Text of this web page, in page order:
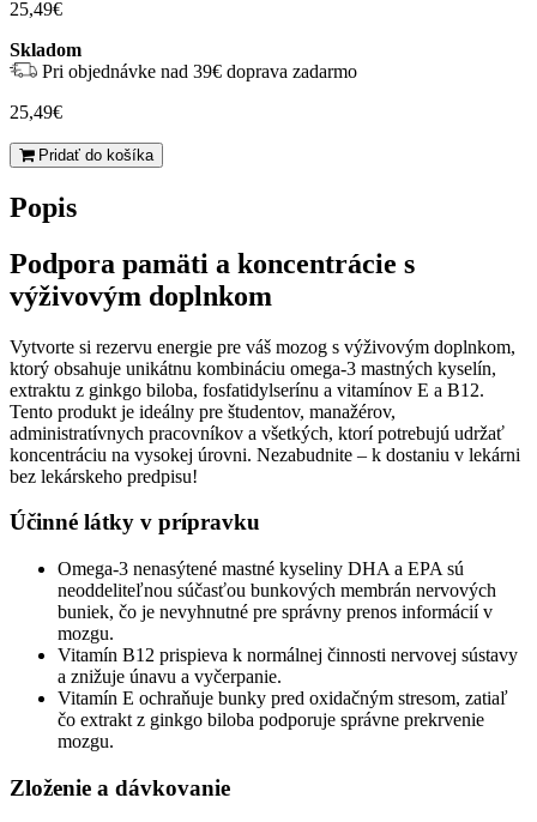
25,49€
Skladom
Pri objednávke nad 39€ doprava zadarmo
25,49€
množstvo
Acutil
60
kapsúl
Pridať do košíka
Popis
Podpora pamäti a koncentrácie s
výživovým doplnkom
Vytvorte si rezervu energie pre váš mozog s výživovým doplnkom,
ktorý obsahuje unikátnu kombináciu omega-3 mastných kyselín,
extraktu z ginkgo biloba, fosfatidylserínu a vitamínov E a B12.
Tento produkt je ideálny pre študentov, manažérov,
administratívnych pracovníkov a všetkých, ktorí potrebujú udržať
koncentráciu na vysokej úrovni. Nezabudnite – k dostaniu v lekárni
bez lekárskeho predpisu!
Účinné látky v prípravku
Omega-3 nenasýtené mastné kyseliny DHA a EPA sú
neoddeliteľnou súčasťou bunkových membrán nervových
buniek, čo je nevyhnutné pre správny prenos informácií v
mozgu.
Vitamín B12 prispieva k normálnej činnosti nervovej sústavy
a znižuje únavu a vyčerpanie.
Vitamín E ochraňuje bunky pred oxidačným stresom, zatiaľ
čo extrakt z ginkgo biloba podporuje správne prekrvenie
mozgu.
Zloženie a dávkovanie